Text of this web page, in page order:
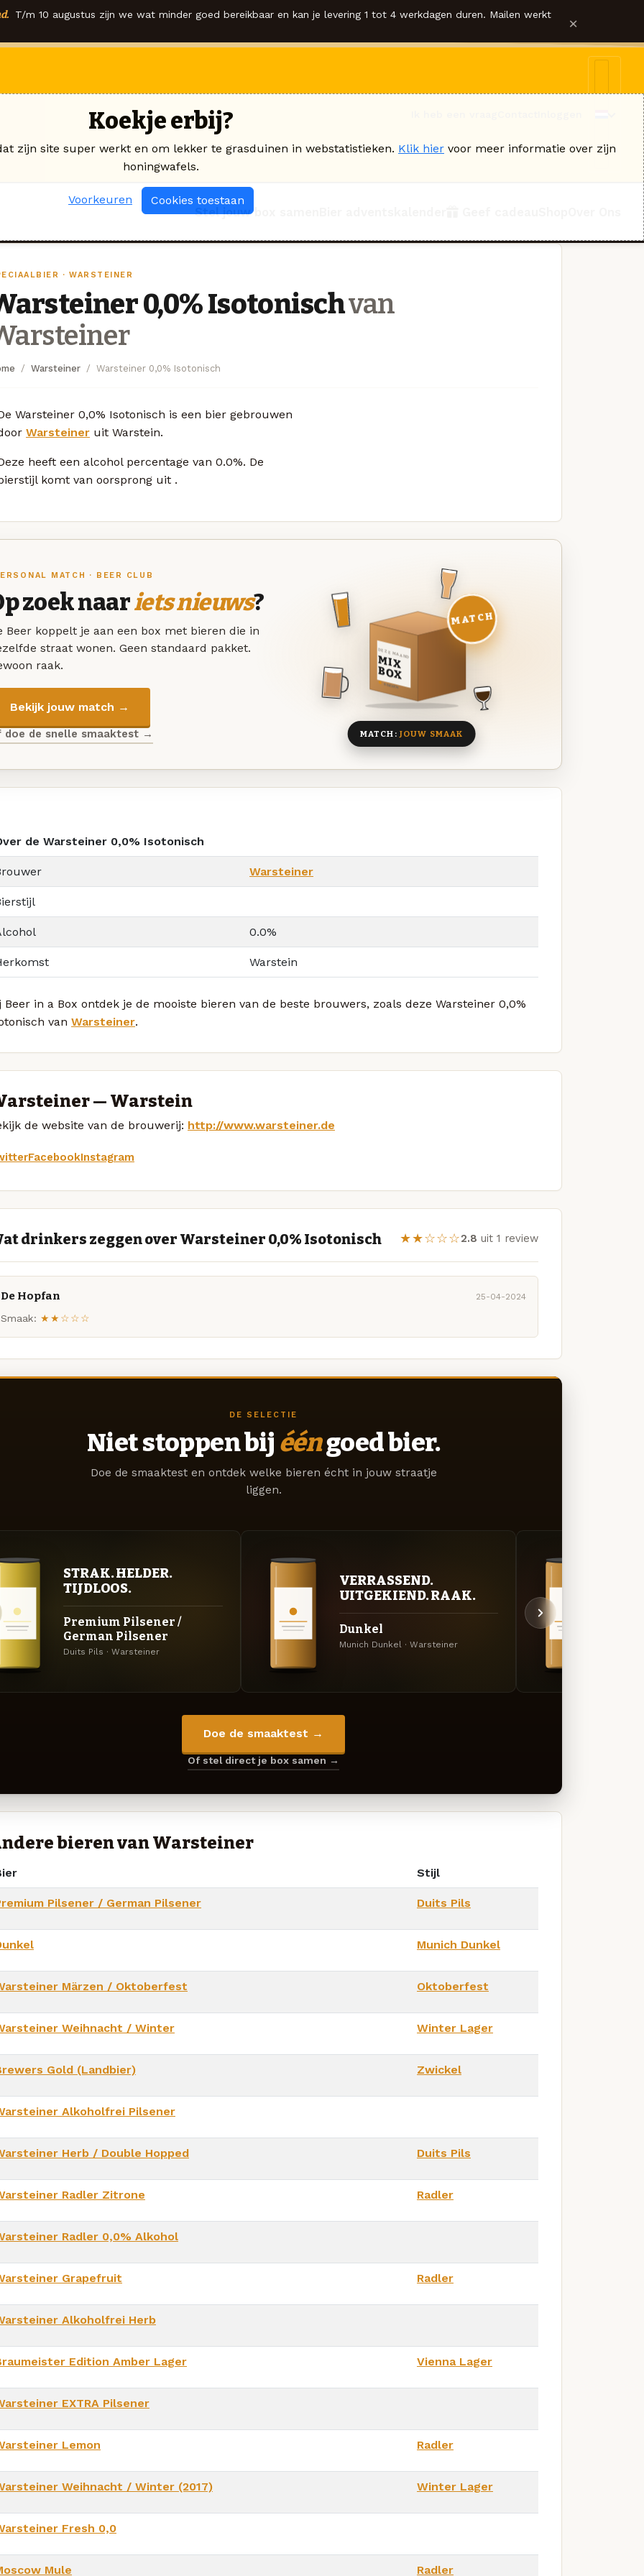
T/m 10 augustus zijn we wat minder goed bereikbaar en kan je levering 1 tot 4 werkdagen duren. Mailen werkt ×
Stel jouw box samen
· WARSTEINER
0,0% Isotonischvan
Warsteiner Warsteiner 0,0% Isotonisch
Warsteiner 0,0% Isotonisch is een bier gebrouwen
Warsteiner uit Warstein.
heeft een alcohol percentage van 0.0%. De
komt van oorsprong uit .
MATCH · BEER CLUB
zoek naariets nieuws?
Beer koppelt je aan een box met bieren die in
straat wonen. Geen standaard pakket.
raak.
Bekijk jouw match →
doe de snelle smaaktest →
DEZE MAAND
MIX
BOX
8 BIEREN
MATCH
MATCH: JOUW SMAAK
de Warsteiner 0,0% Isotonisch
Warsteiner
0.0%
Warstein
Beer in a Box ontdek je de mooiste bieren van de beste brouwers, zoals deze Warsteiner 0,0%
van Warsteiner.
— Warstein
de website van de brouwerij: http://www.warsteiner.de
FacebookInstagram
drinkers zeggen over Warsteiner 0,0% Isotonisch ★★☆☆☆2.8 uit 1 review
De Hopfan 25-04-2024
Smaak: ★★☆☆☆
DE SELECTIE
Niet stoppen bij ééngoed bier.
Doe de smaaktest en ontdek welke bieren écht in jouw straatje
liggen.
STRAK. HELDER.
TIJDLOOS.
Premium Pilsener /
German Pilsener
Duits Pils · Warsteiner
VERRASSEND.
UITGEKIEND. RAAK.
Dunkel
Munich Dunkel · Warsteiner
Doe de smaaktest →
Of stel direct je box samen →
bieren van Warsteiner
Stijl
Pilsener / German Pilsener Duits Pils
Munich Dunkel
Märzen / Oktoberfest Oktoberfest
Weihnacht / Winter Winter Lager
Gold (Landbier) Zwickel
Alkoholfrei Pilsener
Herb / Double Hopped Duits Pils
Radler Zitrone Radler
Radler 0,0% Alkohol
Grapefruit Radler
Alkoholfrei Herb
Edition Amber Lager Vienna Lager
EXTRA Pilsener
Lemon Radler
Weihnacht / Winter (2017) Winter Lager
Fresh 0,0
Mule Radler
Koekje erbij?
zijn site super werkt en om lekker te grasduinen in webstatistieken. Klik hier voor meer informatie over zijn
honingwafels.
Voorkeuren Cookies toestaan